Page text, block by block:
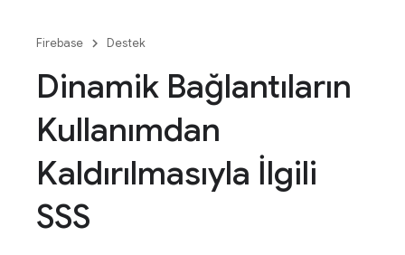
Firebase Destek
Dinamik Bağlantıların
Kullanımdan
Kaldırılmasıyla İlgili
SSS